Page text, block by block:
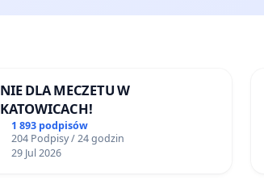
NIE DLA MECZETU W
KATOWICACH!
1 893 podpisów
204 Podpisy / 24 godzin
29 Jul 2026